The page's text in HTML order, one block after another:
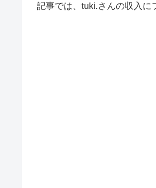
記事では、tuki.さんの収入に